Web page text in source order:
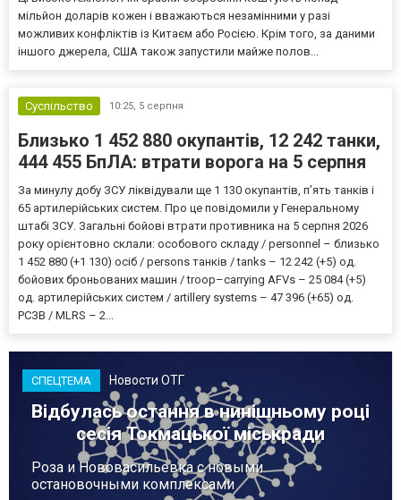
мільйон доларів кожен і вважаються незамінними у разі
можливих конфліктів із Китаєм або Росією. Крім того, за даними
іншого джерела, США також запустили майже полов...
Суспільство 10:25, 5 серпня
Близько 1 452 880 окупантів, 12 242 танки,
444 455 БпЛА: втрати ворога на 5 серпня
За минулу добу ЗСУ ліквідували ще 1 130 окупантів, пʼять танків і
65 артилерійських систем. Про це повідомили у Генеральному
штабі ЗСУ. Загальні бойові втрати противника на 5 серпня 2026
року орієнтовно склали: особового складу / personnel – близько
1 452 880 (+1 130) осіб / persons танків / tanks – 12 242 (+5) од.
бойових броньованих машин / troop–carrying AFVs – 25 084 (+5)
од. артилерійських систем / artillery systems – 47 396 (+65) од.
РСЗВ / MLRS – 2...
СПЕЦТЕМА Новости ОТГ
Відбулась остання в нинішньому році
сесія Токмацької міськради
Роза и Нововасильевка с новыми
остановочными комплексами